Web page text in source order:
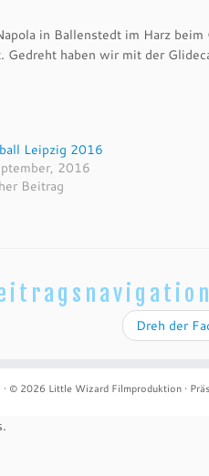
in Ballenstedt im Harz
haben wir mit der
Leipzig 2016
2016
Beitrag
Dreh der
· © 2026 Little Wizard Filmproduktion ·